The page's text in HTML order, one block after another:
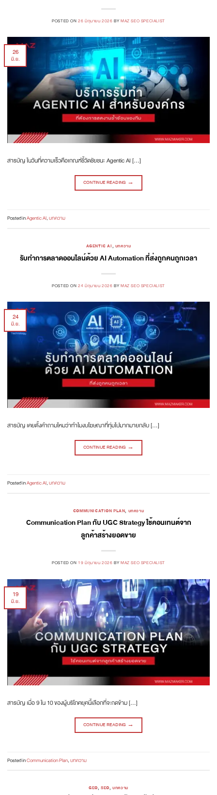
POSTED ON26 มิถุนายน 2026 BY MAZ SEO SPECIALIST
26
มิ.ย.
สารบัญ ในวันที่ความเร็วคือเกณฑ์ชี้วัดชัยชนะ Agentic AI […]
CONTINUE READING →
Posted inAgentic AI,บทความ
AGENTIC AI, บทความ
รับทำการตลาดออนไลน์ด้วย AI Automation ที่ส่งถูกคนถูกเวลา
POSTED ON24 มิถุนายน 2026 BY MAZ SEO SPECIALIST
24
มิ.ย.
สารบัญ เคยตั้งคำถามไหมว่าทำไมงบโฆษณาที่ทุ่มไปมากมายกลับ […]
CONTINUE READING →
Posted inAgentic AI,บทความ
COMMUNICATION PLAN, บทความ
Communication Plan กับ UGC Strategy ใช้คอนเทนต์จาก
ลูกค้าสร้างยอดขาย
POSTED ON19 มิถุนายน 2026 BY MAZ SEO SPECIALIST
19
มิ.ย.
สารบัญ เมื่อ 9 ใน 10 ของผู้บริโภคยุคนี้เลือกที่จะกดข้าม […]
CONTINUE READING →
Posted inCommunication Plan,บทความ
GEO,SEO,บทความ